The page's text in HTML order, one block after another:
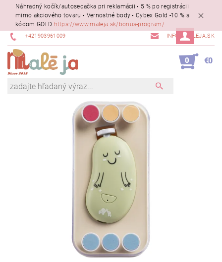
Náhradný kočík/autosedačka pri reklamácii • 5 % po registrácii
mimo akciového tovaru • Vernostné body • Cybex Gold -10 % s
kódom GOLD https://www.maleja.sk/bonus-program/
+421903961009 INFO@MALEJA.SK
0 €0